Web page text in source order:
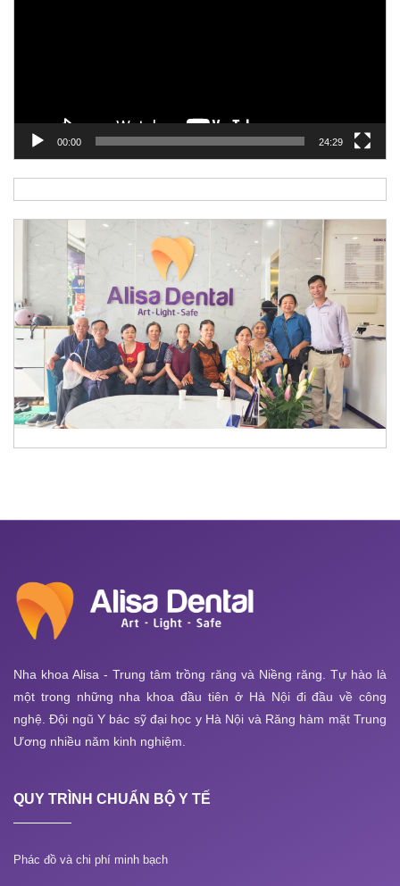
00:00 24:29
Nha khoa Alisa - Trung tâm trồng răng và Niềng răng. Tự hào là
một trong những nha khoa đầu tiên ở Hà Nội đi đầu về công
nghệ. Đội ngũ Y bác sỹ đại học y Hà Nội và Răng hàm mặt Trung
Ương nhiều năm kinh nghiệm.
QUY TRÌNH CHUẨN BỘ Y TẾ
Phác đồ và chi phí minh bạch